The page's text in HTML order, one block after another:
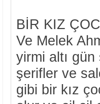
BİR KIZ
Ve Melek
yirmi altı
şerifler ve
gibi bir kız